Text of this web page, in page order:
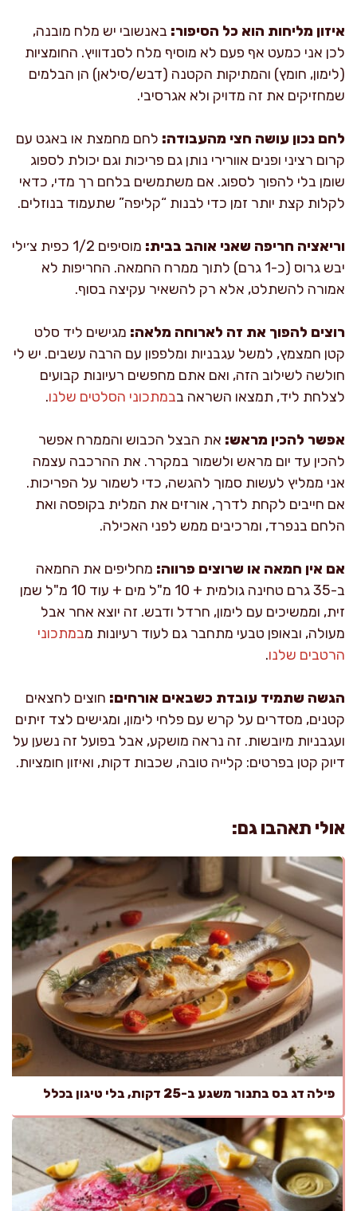
איזון מליחות הוא כל הסיפור: באנשובי יש מלח מובנה,
לכן אני כמעט אף פעם לא מוסיף מלח לסנדוויץ. החומציות
(לימון, חומץ) והמתיקות הקטנה (דבש/סילאן) הן הבלמים
שמחזיקים את זה מדויק ולא אגרסיבי.
לחם נכון עושה חצי מהעבודה: לחם מחמצת או באגט עם
קרום רציני ופנים אוורירי נותן גם פריכות וגם יכולת לספוג
שומן בלי להפוך לספוג. אם משתמשים בלחם רך מדי, כדאי
לקלות קצת יותר זמן כדי לבנות “קליפה” שתעמוד בנוזלים.
וריאציה חריפה שאני אוהב בבית:
מוסיפים 1/2 כפית צ׳ילי
יבש גרוס (כ-1 גרם) לתוך ממרח החמאה. החריפות לא
אמורה להשתלט, אלא רק להשאיר עקיצה בסוף.
רוצים להפוך את זה לארוחה מלאה: מגישים ליד סלט
קטן חמצמץ, למשל עגבניות ומלפפון עם הרבה עשבים. יש לי
חולשה לשילוב הזה, ואם אתם מחפשים רעיונות קבועים
לצלחת ליד, תמצאו השראה בבמתכוני הסלטים שלנו.
אפשר להכין מראש: את הבצל הכבוש והממרח אפשר
להכין עד יום מראש ולשמור במקרר. את ההרכבה עצמה
אני ממליץ לעשות סמוך להגשה, כדי לשמור על הפריכות.
אם חייבים לקחת לדרך, אורזים את המלית בקופסה ואת
הלחם בנפרד, ומרכיבים ממש לפני האכילה.
אם אין חמאה או שרוצים פרווה: מחליפים את החמאה
ב-35 גרם טחינה גולמית + 10 מ"ל מים + עוד 10 מ"ל שמן
זית, וממשיכים עם לימון, חרדל ודבש. זה יוצא אחר אבל
מעולה, ובאופן טבעי מתחבר גם לעוד רעיונות מבמתכוני
הרטבים שלנו.
הגשה שתמיד עובדת כשבאים אורחים: חוצים לחצאים
קטנים, מסדרים על קרש עם פלחי לימון, ומגישים לצד זיתים
ועגבניות מיובשות. זה נראה מושקע, אבל בפועל זה נשען על
דיוק קטן בפרטים: קלייה טובה, שכבות דקות, ואיזון חומציות.
אולי תאהבו גם:
פילה דג בס בתנור משגע ב-25 דקות, בלי טיגון בכלל